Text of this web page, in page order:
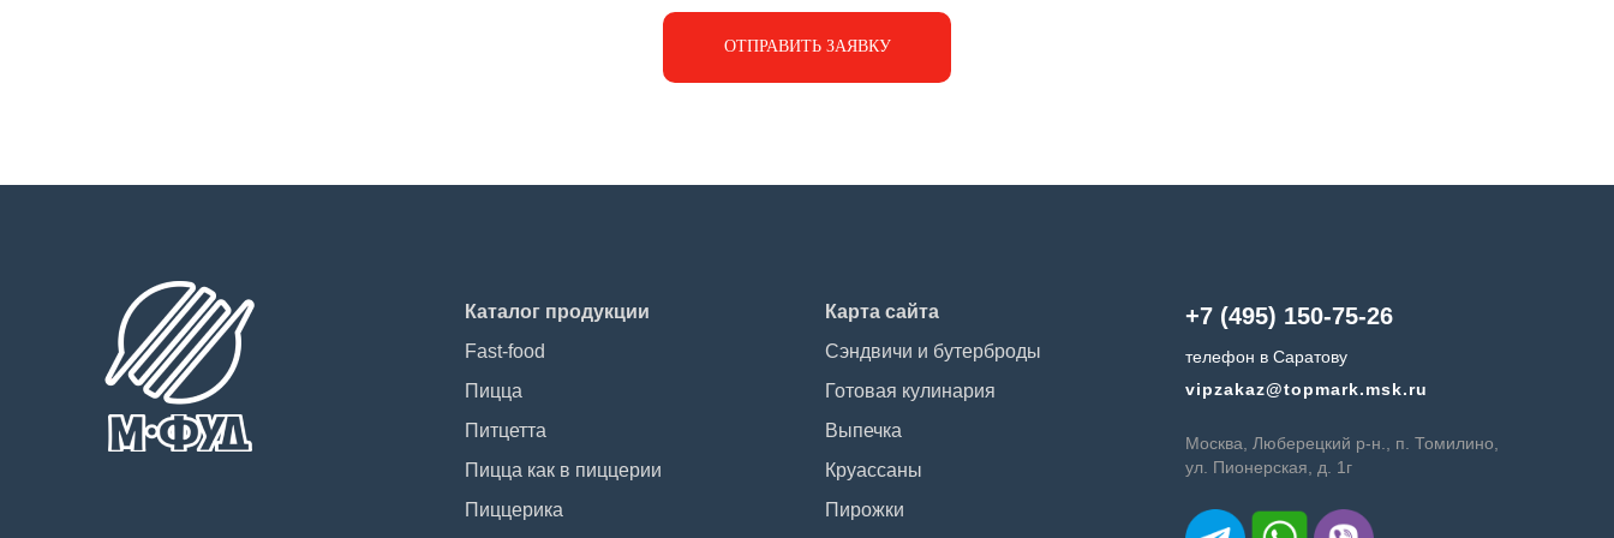
ОТПРАВИТЬ ЗАЯВКУ
Каталог продукции
Fast-food
Пицца
Питцетта
Пицца как в пиццерии
Пиццерика
Карта сайта
Сэндвичи и бутерброды
Готовая кулинария
Выпечка
Круассаны
Пирожки
+7 (495) 150-75-26
телефон в Саратову
vipzakaz@topmark.msk.ru
Москва, Люберецкий р-н., п. Томилино,
ул. Пионерская, д. 1г